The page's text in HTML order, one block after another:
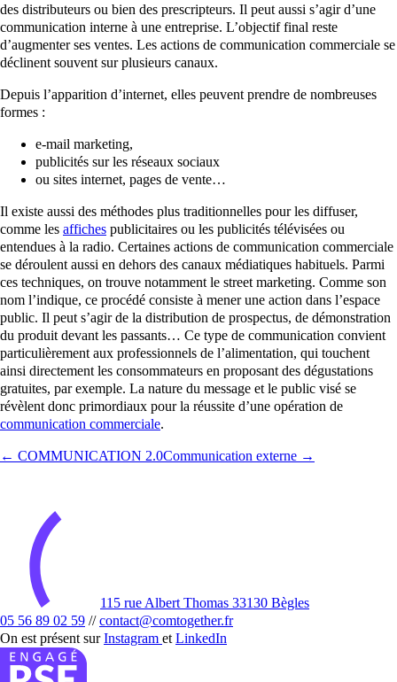
des distributeurs ou bien des prescripteurs. Il peut aussi s’agir d’une
communication interne à une entreprise. L’objectif final reste
d’augmenter ses ventes. Les actions de communication commerciale se
déclinent souvent sur plusieurs canaux.
Depuis l’apparition d’internet, elles peuvent prendre de nombreuses
formes :
e-mail marketing,
publicités sur les réseaux sociaux
ou sites internet, pages de vente…
Il existe aussi des méthodes plus traditionnelles pour les diffuser,
comme les affiches publicitaires ou les publicités télévisées ou
entendues à la radio. Certaines actions de communication commerciale
se déroulent aussi en dehors des canaux médiatiques habituels. Parmi
ces techniques, on trouve notamment le street marketing. Comme son
nom l’indique, ce procédé consiste à mener une action dans l’espace
public. Il peut s’agir de la distribution de prospectus, de démonstration
du produit devant les passants… Ce type de communication convient
particulièrement aux professionnels de l’alimentation, qui touchent
ainsi directement les consommateurs en proposant des dégustations
gratuites, par exemple. La nature du message et le public visé se
révèlent donc primordiaux pour la réussite d’une opération de
communication commerciale.
← COMMUNICATION 2.0Communication externe →
115 rue Albert Thomas 33130 Bègles
05 56 89 02 59 // contact@comtogether.fr
On est présent surInstagram et LinkedIn